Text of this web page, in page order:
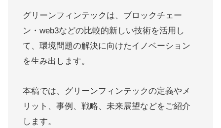
グリーンフィンテックは、ブロックチェー
ン・web3などの比較的新しい技術を活用し
て、環境問題の解決に向けたイノベーション
を生み出します。
本稿では、グリーンフィンテックの定義やメ
リット、事例、戦略、未来展望などをご紹介
します。